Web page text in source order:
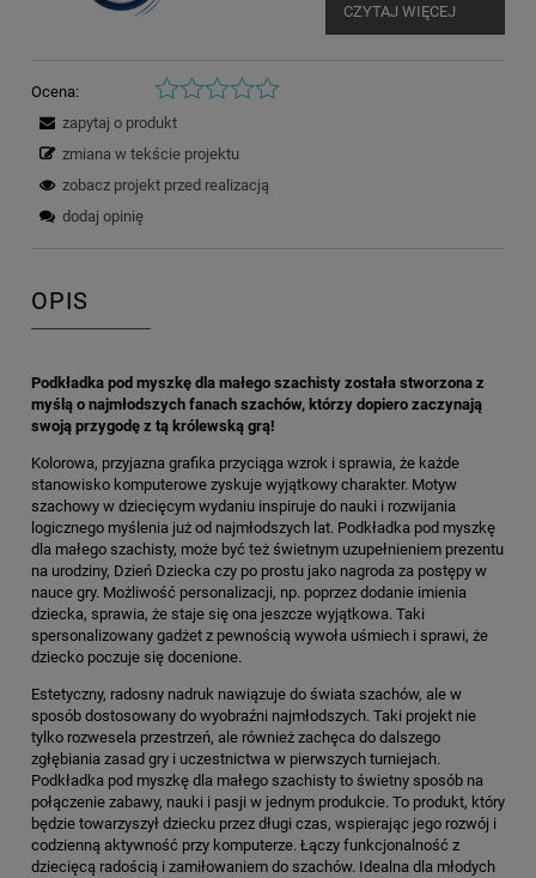
CZYTAJ WIĘCEJ
Ocena:
zapytaj o produkt
zmiana w tekście projektu
zobacz projekt przed realizacją
dodaj opinię
OPIS
Podkładka pod myszkę dla małego szachisty została stworzona z
myślą o najmłodszych fanach szachów, którzy dopiero zaczynają
swoją przygodę z tą królewską grą!
Kolorowa, przyjazna grafika przyciąga wzrok i sprawia, że każde
stanowisko komputerowe zyskuje wyjątkowy charakter. Motyw
szachowy w dziecięcym wydaniu inspiruje do nauki i rozwijania
logicznego myślenia już od najmłodszych lat. Podkładka pod myszkę
dla małego szachisty, może być też świetnym uzupełnieniem prezentu
na urodziny, Dzień Dziecka czy po prostu jako nagroda za postępy w
nauce gry. Możliwość personalizacji, np. poprzez dodanie imienia
dziecka, sprawia, że staje się ona jeszcze wyjątkowa. Taki
spersonalizowany gadżet z pewnością wywoła uśmiech i sprawi, że
dziecko poczuje się docenione.
Estetyczny, radosny nadruk nawiązuje do świata szachów, ale w
sposób dostosowany do wyobraźni najmłodszych. Taki projekt nie
tylko rozwesela przestrzeń, ale również zachęca do dalszego
zgłębiania zasad gry i uczestnictwa w pierwszych turniejach.
Podkładka pod myszkę dla małego szachisty to świetny sposób na
połączenie zabawy, nauki i pasji w jednym produkcie. To produkt, który
będzie towarzyszył dziecku przez długi czas, wspierając jego rozwój i
codzienną aktywność przy komputerze. Łączy funkcjonalność z
dziecięcą radością i zamiłowaniem do szachów. Idealna dla młodych